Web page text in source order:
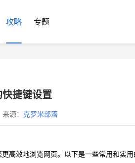
攻略 专题
捷键设置
来源： 克罗米部落
高效地浏览网页。以下是一些常用和实